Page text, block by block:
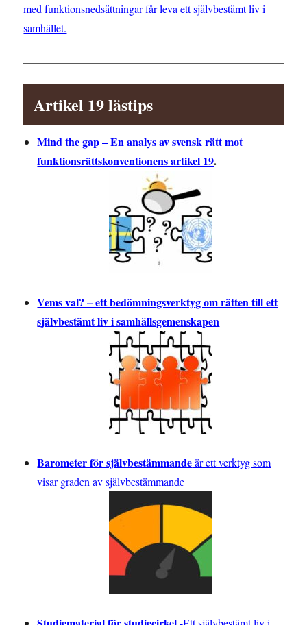
med funktionsnedsättningar får leva ett självbestämt liv i
samhället.
Artikel 19 lästips
Mind the gap – En analys av svensk rätt mot
funktionsrättskonventionens artikel 19.
Vems val? – ett bedömningsverktyg om rätten till ett
självbestämt liv i samhällsgemenskapen
Barometer för självbestämmandeär ett verktyg som
visar graden av självbestämmande